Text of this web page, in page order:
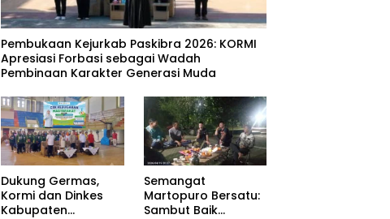
‎Pembukaan Kejurkab Paskibra 2026: KORMI
Apresiasi Forbasi sebagai Wadah
Pembinaan Karakter Generasi Muda
Dukung Germas,
Kormi dan Dinkes
Kabupaten
Semangat
Martopuro Bersatu:
Sambut Baik